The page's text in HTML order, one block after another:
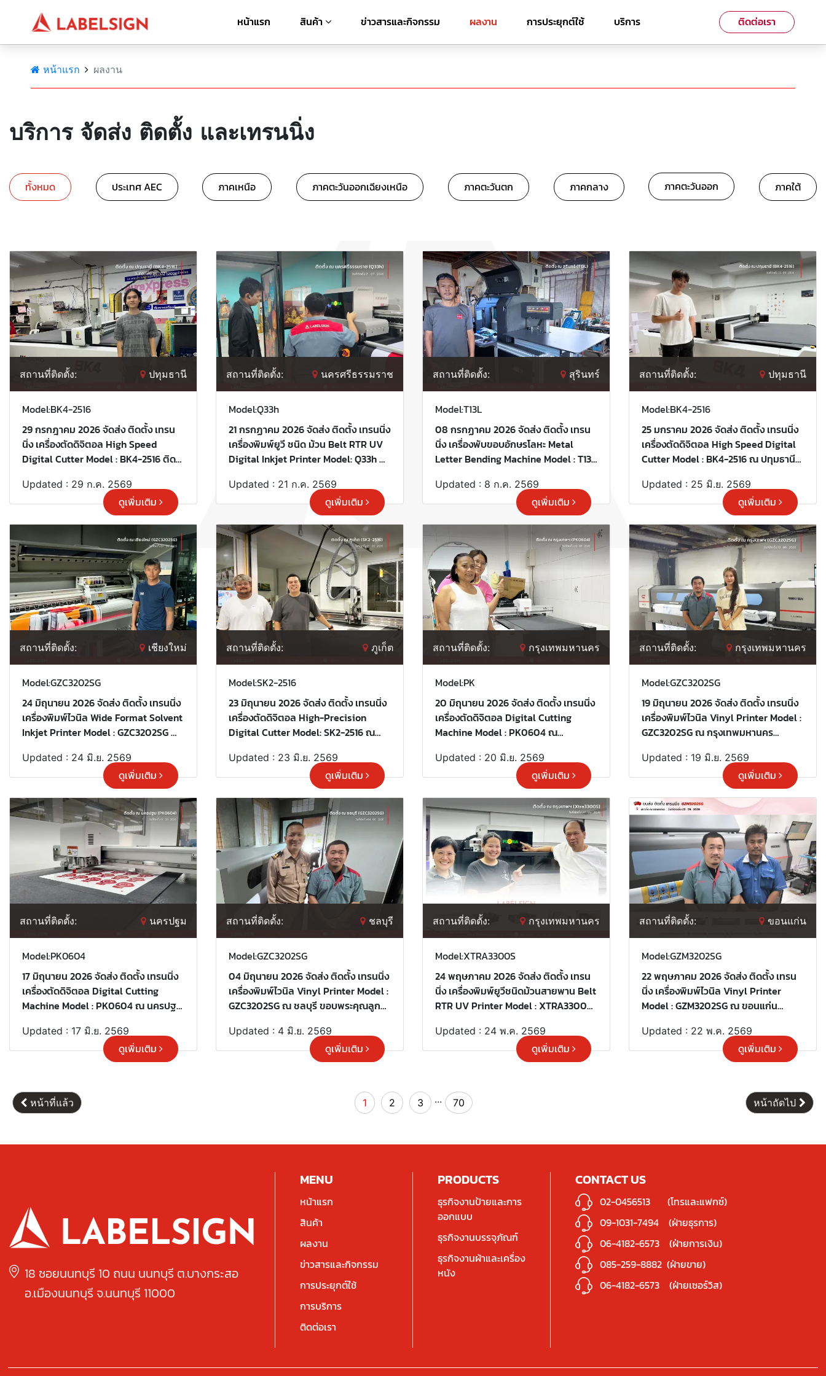
หน้าแรก สินค้า ข่าวสารและกิจกรรม ผลงาน การประยุกต์ใช้ บริการ ติดต่อเรา
หน้าแรก ผลงาน
บริการ จัดส่ง ติดตั้ง และเทรนนิ่ง
ทั้งหมด ประเทศ AEC ภาคเหนือ ภาคตะวันออกเฉียงเหนือ ภาคตะวันตก ภาคกลาง ภาคตะวันออก ภาคใต้
สถานที่ติดตั้ง: ปทุมธานี
Model:BK4-2516
29 กรกฎาคม 2026 จัดส่ง ติดตั้ง เทรน
นิ่ง เครื่องตัดดิจิตอล High Speed
Digital Cutter Model : BK4-2516 ติด
ใช้บริการ "เลเบิ้ลไซน์"
Updated : 29 ก.ค. 2569
ดูเพิ่มเติม
สถานที่ติดตั้ง: นครศรีธรรมราช
Model:Q33h
21 กรกฏาคม 2026 จัดส่ง ติดตั้ง เทรนนิ่ง
เครื่องพิมพ์ยูวี ชนิด ม้วน Belt RTR UV
Digital Inkjet Printer Model: Q33h ณ
เลือกใช้บริการ "เลเบิ้ลไซน์"
Updated : 21 ก.ค. 2569
ดูเพิ่มเติม
สถานที่ติดตั้ง: สุรินทร์
Model:T13L
08 กรกฏาคม 2026 จัดส่ง ติดตั้ง เทรน
นิ่ง เครื่องพับขอบอักษรโลหะ Metal
Letter Bending Machine Model : T13L
บริการ "เลเบิ้ลไซน์"
Updated : 8 ก.ค. 2569
ดูเพิ่มเติม
สถานที่ติดตั้ง: ปทุมธานี
Model:BK4-2516
25 มกราคม 2026 จัดส่ง ติดตั้ง เทรนนิ่ง
เครื่องตัดดิจิตอล High Speed Digital
Cutter Model : BK4-2516 ณ ปทุมธานี
"เลเบิ้ลไซน์"
Updated : 25 มิ.ย. 2569
ดูเพิ่มเติม
สถานที่ติดตั้ง: เชียงใหม่
Model:GZC3202SG
24 มิถุนายน 2026 จัดส่ง ติดตั้ง เทรนนิ่ง
เครื่องพิมพ์ไวนิล Wide Format Solvent
Inkjet Printer Model : GZC3202SG ณ
บริการ "เลเบิ้ลไซน์"
Updated : 24 มิ.ย. 2569
ดูเพิ่มเติม
สถานที่ติดตั้ง: ภูเก็ต
Model:SK2-2516
23 มิถุนายน 2026 จัดส่ง ติดตั้ง เทรนนิ่ง
เครื่องตัดดิจิตอล High-Precision
Digital Cutter Model: SK2-2516 ณ
"เลเบิ้ลไซน์"
Updated : 23 มิ.ย. 2569
ดูเพิ่มเติม
สถานที่ติดตั้ง: กรุงเทพมหานคร
Model:PK
20 มิถุนายน 2026 จัดส่ง ติดตั้ง เทรนนิ่ง
เครื่องตัดดิจิตอล Digital Cutting
Machine Model : PK0604 ณ
เลือกใช้บริการ "เลเบิ้ลไซน์"
Updated : 20 มิ.ย. 2569
ดูเพิ่มเติม
สถานที่ติดตั้ง: กรุงเทพมหานคร
Model:GZC3202SG
19 มิถุนายน 2026 จัดส่ง ติดตั้ง เทรนนิ่ง
เครื่องพิมพ์ไวนิล Vinyl Printer Model :
GZC3202SG ณ กรุงเทพมหานคร
"เลเบิ้ลไซน์"
Updated : 19 มิ.ย. 2569
ดูเพิ่มเติม
สถานที่ติดตั้ง: นครปฐม
Model:PK0604
17 มิถุนายน 2026 จัดส่ง ติดตั้ง เทรนนิ่ง
เครื่องตัดดิจิตอล Digital Cutting
Machine Model : PK0604 ณ นครปฐม
"เลเบิ้ลไซน์"
Updated : 17 มิ.ย. 2569
ดูเพิ่มเติม
สถานที่ติดตั้ง: ชลบุรี
Model:GZC3202SG
04 มิถุนายน 2026 จัดส่ง ติดตั้ง เทรนนิ่ง
เครื่องพิมพ์ไวนิล Vinyl Printer Model :
GZC3202SG ณ ชลบุรี ขอบพระคุณลูกค้า
Updated : 4 มิ.ย. 2569
ดูเพิ่มเติม
สถานที่ติดตั้ง: กรุงเทพมหานคร
Model:XTRA3300S
24 พฤษภาคม 2026 จัดส่ง ติดตั้ง เทรน
นิ่ง เครื่องพิมพ์ยูวีชนิดม้วนสายพาน Belt
RTR UV Printer Model : XTRA3300S
เลือกใช้บริการ "เลเบิ้ลไซน์"
Updated : 24 พ.ค. 2569
ดูเพิ่มเติม
สถานที่ติดตั้ง: ขอนแก่น
Model:GZM3202SG
22 พฤษภาคม 2026 จัดส่ง ติดตั้ง เทรน
นิ่ง เครื่องพิมพ์ไวนิล Vinyl Printer
Model : GZM3202SG ณ ขอนแก่น
"เลเบิ้ลไซน์"
Updated : 22 พ.ค. 2569
ดูเพิ่มเติม
หน้าที่แล้ว 1 2 3 ... 70 หน้าถัดไป
18 ซอยนนทบุรี 10 ถนน นนทบุรี ต.บางกระสอ
อ.เมืองนนทบุรี จ.นนทบุรี 11000
MENU
หน้าแรก
สินค้า
ผลงาน
ข่าวสารและกิจกรรม
การประยุกต์ใช้
การบริการ
ติดต่อเรา
PRODUCTS
ธุรกิจงานป้ายและการ
ออกแบบ
ธุรกิจงานบรรจุภัณฑ์
ธุรกิจงานผ้าและเครื่อง
หนัง
CONTACT US
02-0456513
(โทรและแฟกซ์)
09-1031-7494 (ฝ่ายธุรการ)
06-4182-6573 (ฝ่ายการเงิน)
085-259-8882 (ฝ่ายขาย)
06-4182-6573 (ฝ่ายเซอร์วิส)